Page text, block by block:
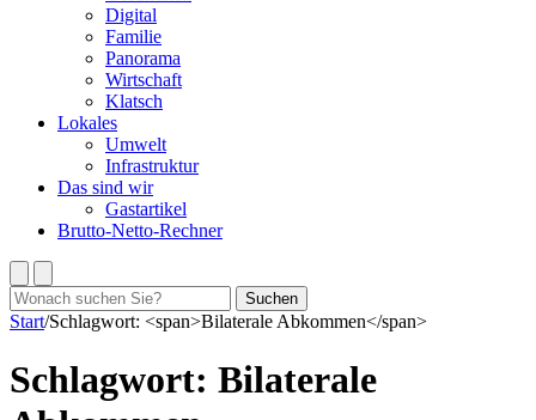
Digital
Familie
Panorama
Wirtschaft
Klatsch
Lokales
Umwelt
Infrastruktur
Das sind wir
Gastartikel
Brutto-Netto-Rechner
Suchen
nach:
Suchen
Start/Schlagwort: <span>Bilaterale Abkommen</span>
Schlagwort: Bilaterale